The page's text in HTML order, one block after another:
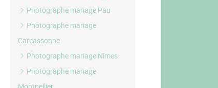
Photographe mariage Pau
Photographe mariage
Carcassonne
Photographe mariage Nîmes
Photographe mariage